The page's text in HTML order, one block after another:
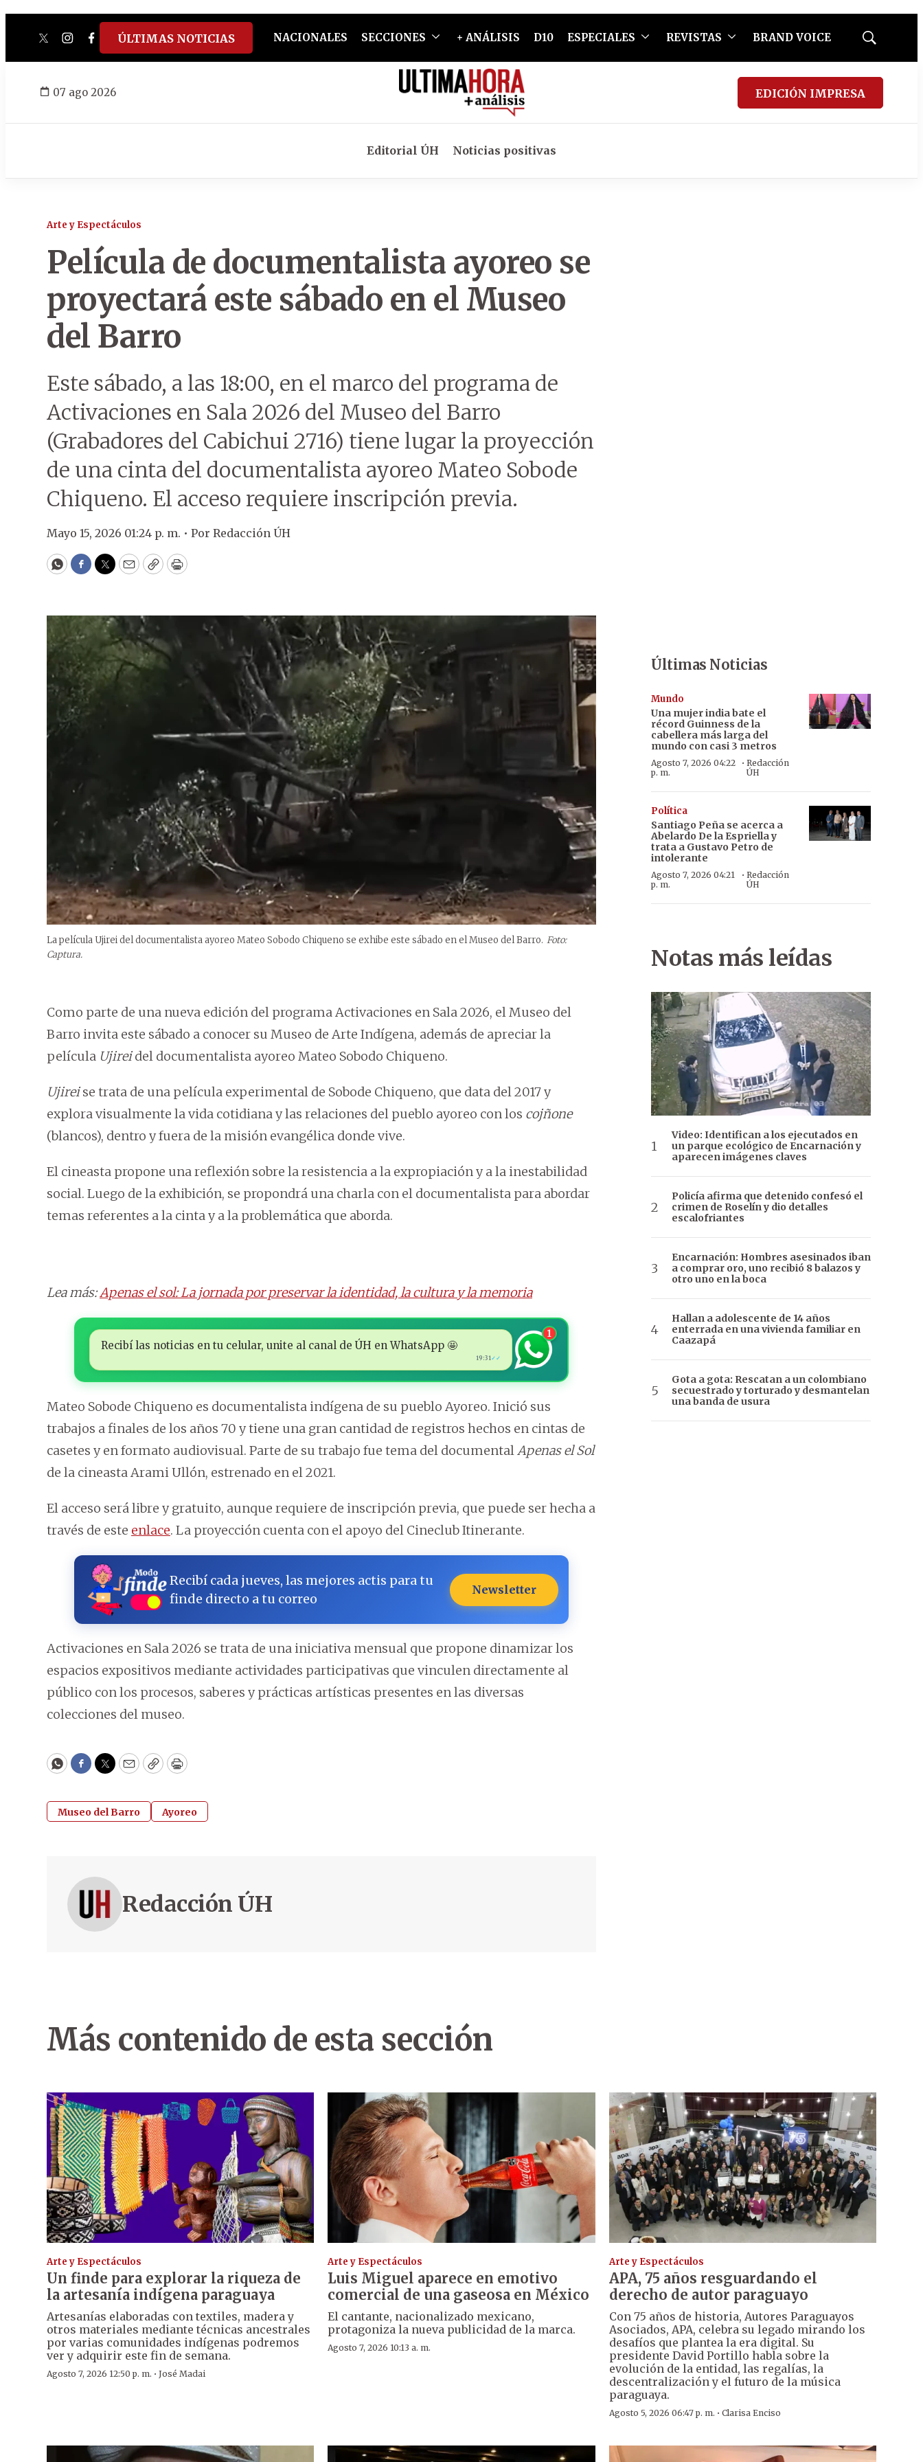
twitterinstagram
facebook
tiktokyoutube
spotify
ÚLTIMAS NOTICIAS NACIONALES SECCIONES + ANÁLISIS D10 ESPECIALES REVISTAS BRAND VOICE
Mostrar
07 ago 2026 EDICIÓN IMPRESA
Editorial ÚH Noticias positivas
Arte y Espectáculos
Película de documentalista ayoreo se
proyectará este sábado en el Museo
del Barro
Este sábado, a las 18:00, en el marco del programa de
Activaciones en Sala 2026 del Museo del Barro
(Grabadores del Cabichui 2716) tiene lugar la proyección
de una cinta del documentalista ayoreo Mateo Sobode
Chiqueno. El acceso requiere inscripción previa.
Mayo 15, 2026 01:24 p. m. • Por Redacción ÚH
WhatsApp
Facebook
Twitter
EmailCopyPrint
La película Ujirei del documentalista ayoreo Mateo Sobodo Chiqueno se exhibe este sábado en el Museo del Barro. Foto:
Captura.
Como parte de una nueva edición del programa Activaciones en Sala 2026, el Museo del
Barro invita este sábado a conocer su Museo de Arte Indígena, además de apreciar la
película Ujireidel documentalista ayoreo Mateo Sobodo Chiqueno.
Ujireise trata de una película experimental de Sobode Chiqueno, que data del 2017 y
explora visualmente la vida cotidiana y las relaciones del pueblo ayoreo con los cojñone
(blancos), dentro y fuera de la misión evangélica donde vive.
El cineasta propone una reflexión sobre la resistencia a la expropiación y a la inestabilidad
social. Luego de la exhibición, se propondrá una charla con el documentalista para abordar
temas referentes a la cinta y a la problemática que aborda.
Lea más:Apenas el sol: La jornada por preservar la identidad, la cultura y la memoria
Recibí las noticias en tu celular, unite al canal de ÚH en WhatsApp 🤩
19:31✓✓
1
Mateo Sobode Chiqueno es documentalista indígena de su pueblo Ayoreo. Inició sus
trabajos a finales de los años 70 y tiene una gran cantidad de registros hechos en cintas de
casetes y en formato audiovisual. Parte de su trabajo fue tema del documentalApenas el Sol
de la cineasta Arami Ullón, estrenado en el 2021.
El acceso será libre y gratuito, aunque requiere de inscripción previa, que puede ser hecha a
través de este enlace. La proyección cuenta con el apoyo del Cineclub Itinerante.
Recibí cada jueves, las mejores actis para tu
finde directo a tu correo
Newsletter
Activaciones en Sala 2026 se trata de una iniciativa mensual que propone dinamizar los
espacios expositivos mediante actividades participativas que vinculen directamente al
público con los procesos, saberes y prácticas artísticas presentes en las diversas
colecciones del museo.
WhatsApp
Facebook
Twitter
EmailCopyPrint
Museo del Barro Ayoreo
Redacción ÚH
Últimas Noticias
Mundo
Una mujer india bate el
récord Guinness de la
cabellera más larga del
mundo con casi 3 metros
Agosto 7, 2026 04:22
p. m.
·Redacción
ÚH
Política
Santiago Peña se acerca a
Abelardo De la Espriella y
trata a Gustavo Petro de
intolerante
Agosto 7, 2026 04:21
p. m.
·Redacción
ÚH
Notas más leídas
Video: Identifican a los ejecutados en
un parque ecológico de Encarnación y
aparecen imágenes claves
Policía afirma que detenido confesó el
crimen de Roselín y dio detalles
escalofriantes
Encarnación: Hombres asesinados iban
a comprar oro, uno recibió 8 balazos y
otro uno en la boca
Hallan a adolescente de 14 años
enterrada en una vivienda familiar en
Caazapá
Gota a gota: Rescatan a un colombiano
secuestrado y torturado y desmantelan
una banda de usura
Más contenido de esta sección
Arte y Espectáculos
Un finde para explorar la riqueza de
la artesanía indígena paraguaya
Artesanías elaboradas con textiles, madera y
otros materiales mediante técnicas ancestrales
por varias comunidades indígenas podremos
ver y adquirir este fin de semana.
Agosto 7, 2026 12:50 p. m. · José Madai
Arte y Espectáculos
Luis Miguel aparece en emotivo
comercial de una gaseosa en México
El cantante, nacionalizado mexicano,
protagoniza la nueva publicidad de la marca.
Agosto 7, 2026 10:13 a. m.
Arte y Espectáculos
APA, 75 años resguardando el
derecho de autor paraguayo
Con 75 años de historia, Autores Paraguayos
Asociados, APA, celebra su legado mirando los
desafíos que plantea la era digital. Su
presidente David Portillo habla sobre la
evolución de la entidad, las regalías, la
descentralización y el futuro de la música
paraguaya.
Agosto 5, 2026 06:47 p. m. · Clarisa Enciso